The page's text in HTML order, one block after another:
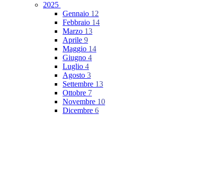
2025
Gennaio 12
Febbraio 14
Marzo 13
Aprile 9
Maggio 14
Giugno 4
Luglio 4
Agosto 3
Settembre 13
Ottobre 7
Novembre 10
Dicembre 6